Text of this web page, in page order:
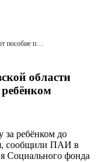
Более 2 600 родителей в Псковской области получают пособие по уходу за ребёнком
области
за ребёнком до
сообщили ПАИ в
Социального фонда